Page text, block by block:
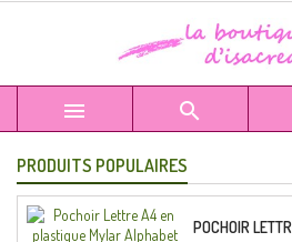
 
PRODUITS POPULAIRES